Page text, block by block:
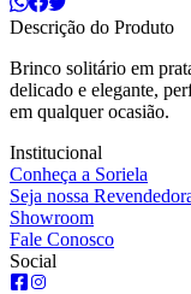
Descrição do Produto
Brinco solitário em
delicado e elegante,
em qualquer ocasião.
Institucional
Conheça a Soriela
Seja nossa
Showroom
Fale Conosco
Social